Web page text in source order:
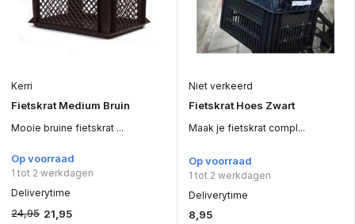
Kerri
Fietskrat Medium Bruin
Mooie bruine fietskrat ...
Op voorraad
1 tot 2 werkdagen
Deliverytime
24,95 21,95
Niet verkeerd
Fietskrat Hoes Zwart
Maak je fietskrat compl...
Op voorraad
1 tot 2 werkdagen
Deliverytime
8,95